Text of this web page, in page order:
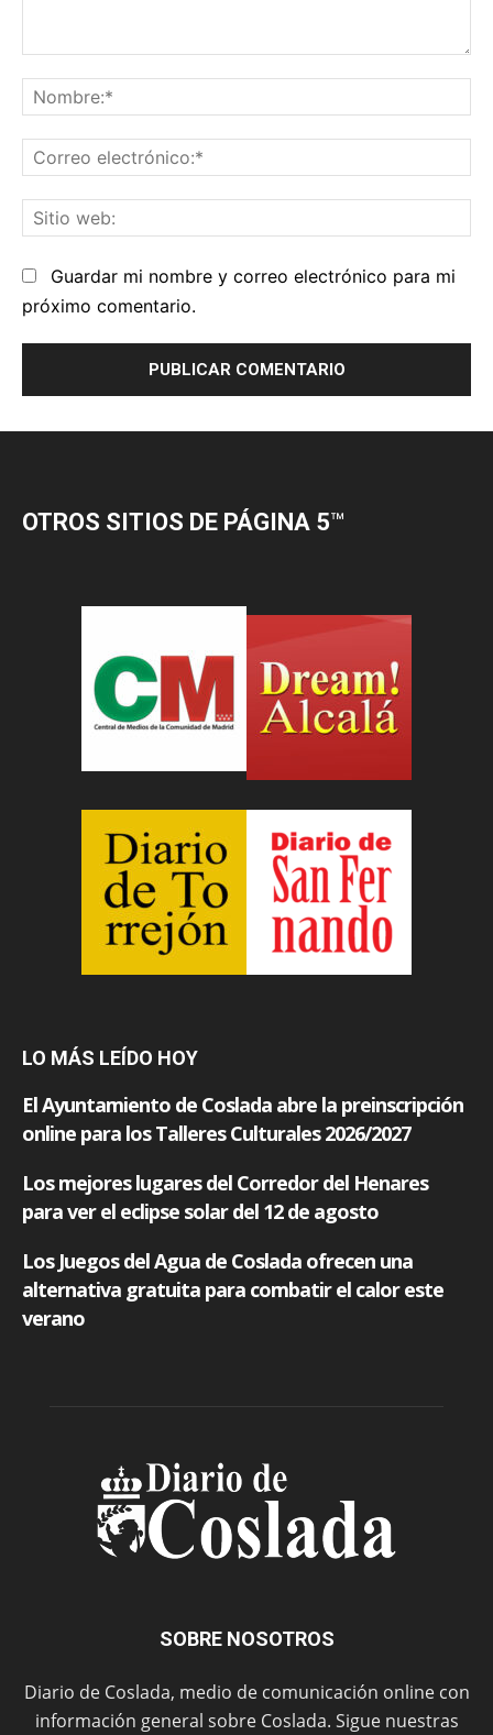
OTROS SITIOS DE PÁGINA 5™
LO MÁS LEÍDO HOY
SOBRE NOSOTROS
Diario de Coslada, medio de comunicación online con
información general sobre Coslada. Sigue nuestras